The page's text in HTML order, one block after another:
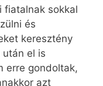
fiatalnak sokkal
és
keresztény
után el is
erre gondoltak,
azt